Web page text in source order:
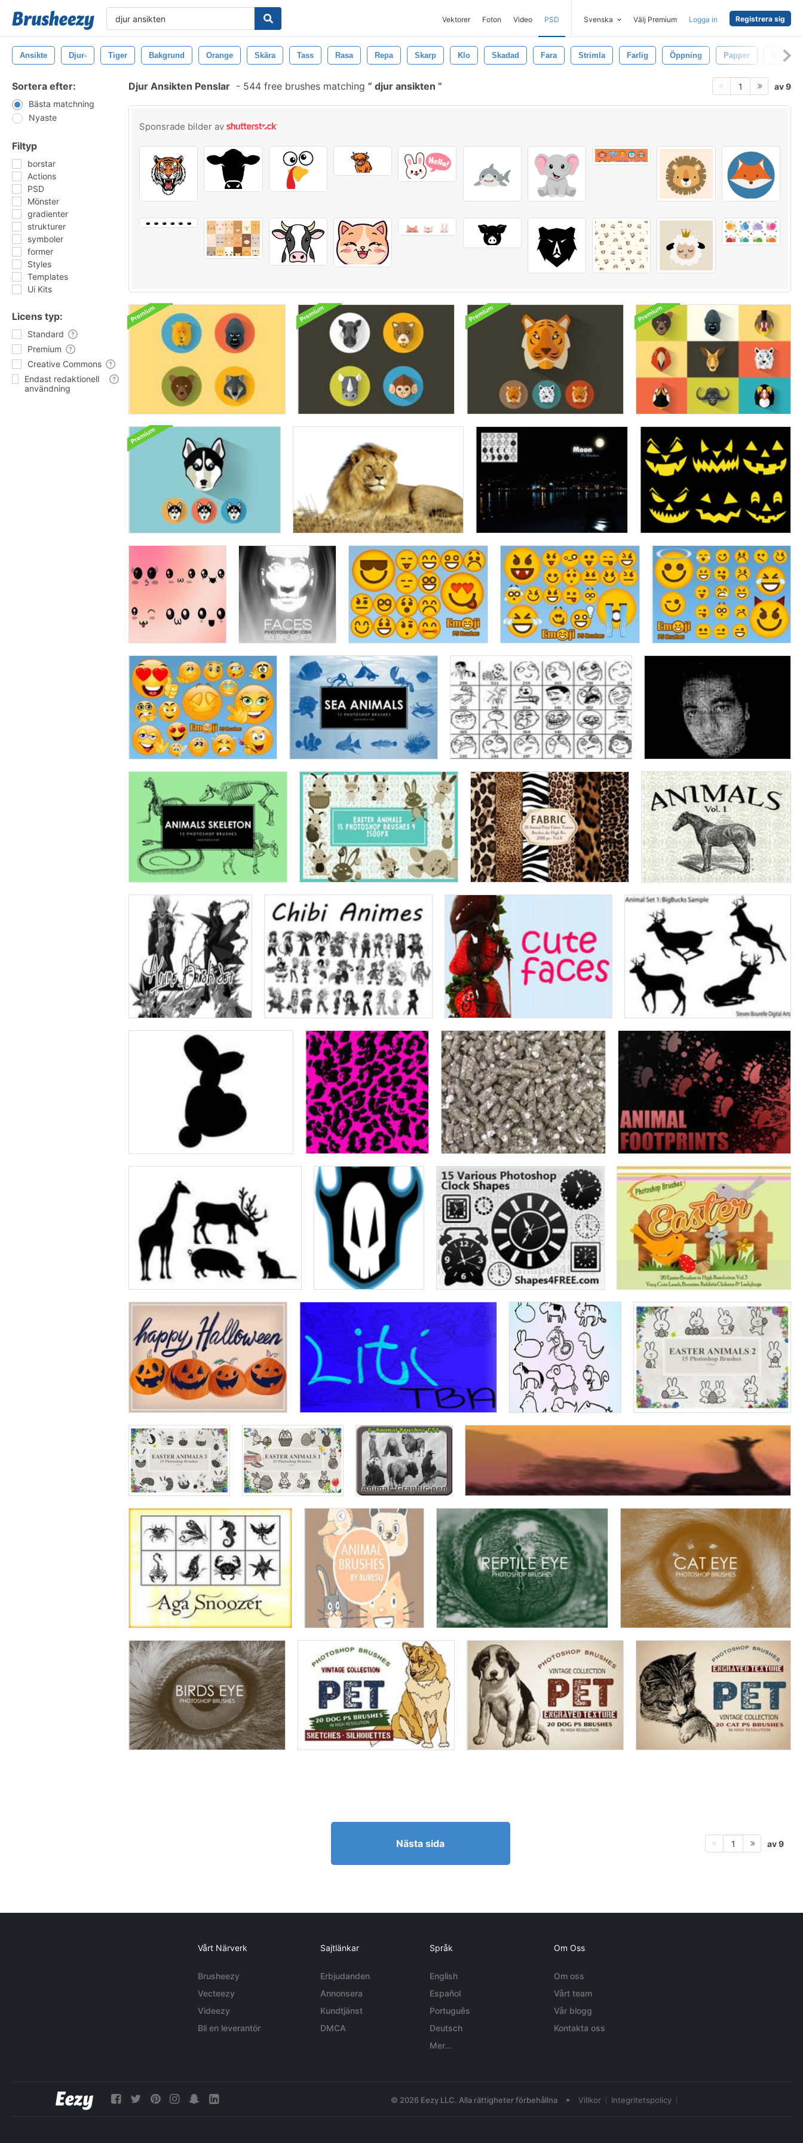
Vektorer Foton Video PSD Svenska Välj Premium Logga in Registrera sig
Ansikte Djur- Tiger Bakgrund Orange Skära Tass Rasa Repa Skarp Klo Skadad Fara Strimla Farlig Öppning Papper Rivsår
Sortera efter:
Bästa matchning
Nyaste
Filtyp
borstar
Actions
PSD
Mönster
gradienter
strukturer
symboler
former
Styles
Templates
Ui Kits
Licens typ:
Standard
Premium
Creative Commons
Endast redaktionell
användning
Djur Ansikten Penslar - 544 free brushes matching djur ansikten 1 av 9
Sponsrade bilder av
Nästa sida 1 av 9
Vårt Närverk
Brusheezy
Vecteezy
Videezy
Bli en leverantör
Sajtlänkar
Erbjudanden
Annonsera
Kundtjänst
DMCA
Språk
English
Español
Português
Deutsch
Mer...
Om Oss
Om oss
Vårt team
Vår blogg
Kontakta oss
© 2026 Eezy LLC. Alla rättigheter förbehållna • Villkor Integritetspolicy